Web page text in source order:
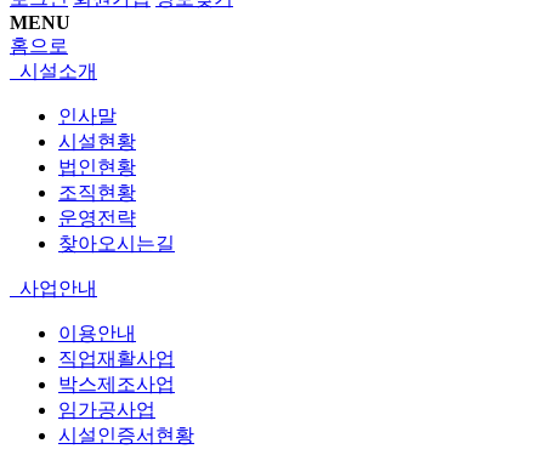
MENU
홈으로
시설소개
인사말
시설현황
법인현황
조직현황
운영전략
찾아오시는길
사업안내
이용안내
직업재활사업
박스제조사업
임가공사업
시설인증서현황